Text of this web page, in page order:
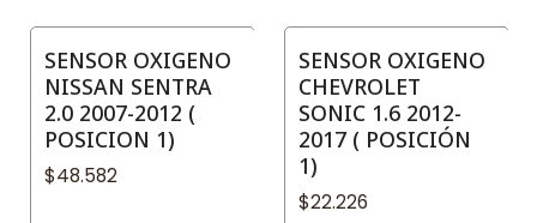
SENSOR OXIGENO
NISSAN SENTRA
2.0 2007-2012 (
POSICION 1)
$48.582
SENSOR OXIGENO
CHEVROLET
SONIC 1.6 2012-
2017 ( POSICIÓN
1)
$22.226